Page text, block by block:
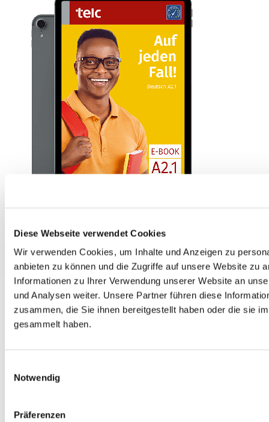
Diese Webseite verwendet Cookies
Wir verwenden Cookies, um Inhalte und Anzeigen zu
anbieten zu können und die Zugriffe auf unsere Website zu
Informationen zu Ihrer Verwendung unserer Website an
und Analysen weiter. Unsere Partner führen diese
zusammen, die Sie ihnen bereitgestellt haben oder die sie
gesammelt haben.
Notwendig
Präferenzen
€10.50
Add to Cart